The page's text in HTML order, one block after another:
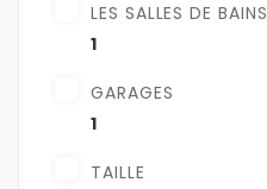
LES SALLES DE BAINS
1
GARAGES
1
TAILLE